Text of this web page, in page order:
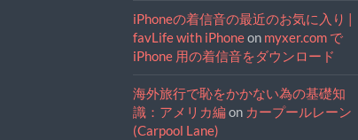
iPhoneの着信音の最近のお気に入り |
favLife with iPhoneon myxer.com で
iPhone 用の着信音をダウンロード
海外旅行で恥をかかない為の基礎知
識：アメリカ編on カープールレーン
(Carpool Lane)